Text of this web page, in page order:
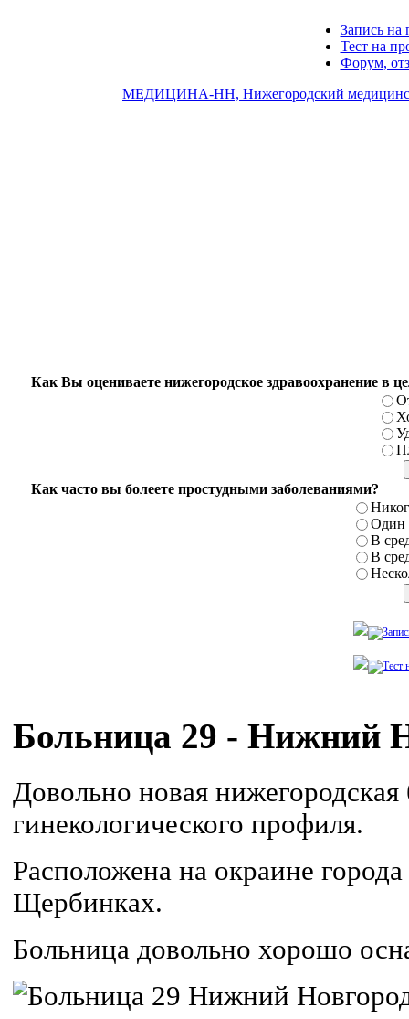
Запись на
Тест на
Форум,
МЕДИЦИНА-НН, Нижегородский
Как Вы оцениваете нижегородское здравоохранение в
Как часто вы болеете простудными заболеваниями?
Один
В
В
Больница 29 - Нижний
Довольно новая нижегородская
гинекологического профиля.
Расположена на окраине
Щербинках.
Больница довольно хорошо